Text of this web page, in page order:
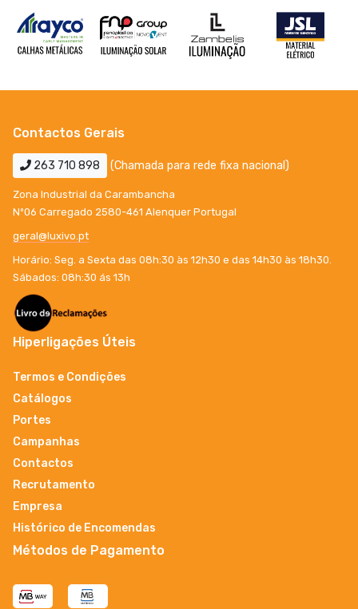
Contactos Gerais
263 710 898 (Chamada para rede fixa nacional)
Zona Industrial da Carambancha
Nº06 Carregado 2580-461 Alenquer Portugal
geral@luxivo.pt
Horário: Seg. a Sexta das 08h:30 às 12h30 e das 14h30 às 18h30.
Sábados: 08h:30 ás 13h
Hiperligações Úteis
Termos e Condições
Catálogos
Portes
Campanhas
Contactos
Recrutamento
Empresa
Histórico de Encomendas
Métodos de Pagamento